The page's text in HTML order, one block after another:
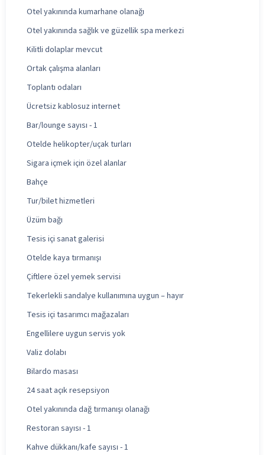
Otel yakınında kumarhane olanağı
Otel yakınında sağlık ve güzellik spa merkezi
Kilitli dolaplar mevcut
Ortak çalışma alanları
Toplantı odaları
Ücretsiz kablosuz internet
Bar/lounge sayısı - 1
Otelde helikopter/uçak turları
Sigara içmek için özel alanlar
Bahçe
Tur/bilet hizmetleri
Üzüm bağı
Tesis içi sanat galerisi
Otelde kaya tırmanışı
Çiftlere özel yemek servisi
Tekerlekli sandalye kullanımına uygun – hayır
Tesis içi tasarımcı mağazaları
Engellilere uygun servis yok
Valiz dolabı
Bilardo masası
24 saat açık resepsiyon
Otel yakınında dağ tırmanışı olanağı
Restoran sayısı - 1
Kahve dükkanı/kafe sayısı - 1